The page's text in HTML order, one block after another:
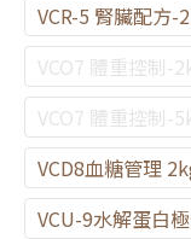
VCR-5 腎臟配方-
VCO7 體重控制-
VCO7 體重控制-
VCD8血糖管理
VCU-9水解蛋白